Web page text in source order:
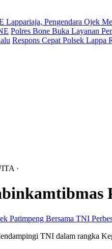
Lappariaja, Pengendara Ojek
Polres Bone Buka Layanan
Respons Cepat Polsek Lappa
·
TNI dalam rangka